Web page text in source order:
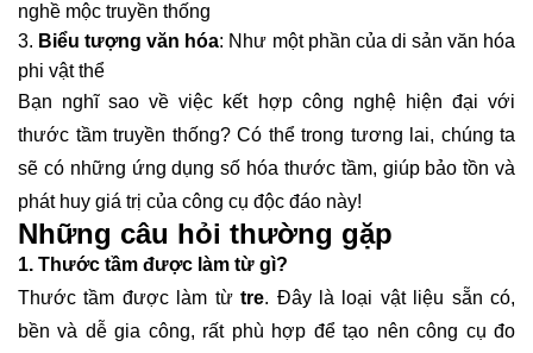
nghề mộc truyền thống
Biểu tượng văn hóa: Như một phần của di sản văn hóa
phi vật thể
Bạn nghĩ sao về việc kết hợp công nghệ hiện đại với
thước tầm truyền thống? Có thể trong tương lai, chúng ta
sẽ có những ứng dụng số hóa thước tầm, giúp bảo tồn và
phát huy giá trị của công cụ độc đáo này!
Những câu hỏi thường gặp
1. Thước tầm được làm từ gì?
Thước tầm được làm từtre. Đây là loại vật liệu sẵn có,
bền và dễ gia công, rất phù hợp để tạo nên công cụ đo